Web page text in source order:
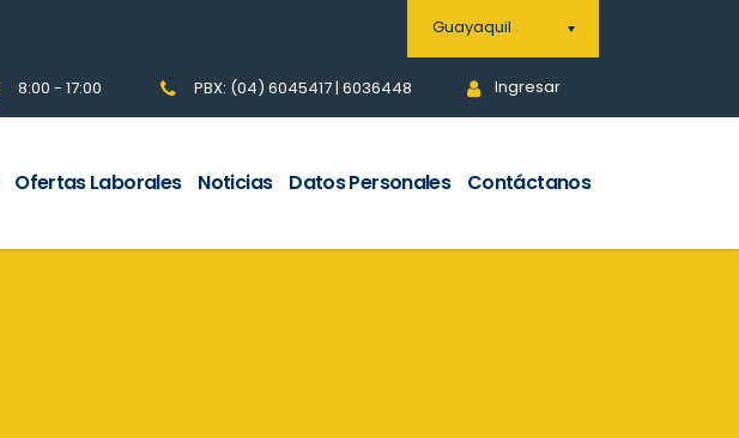
Guayaquil
8:00 - 17:00 PBX: (04) 6045417 | 6036448 Ingresar
Ofertas Laborales Noticias Datos Personales Contáctanos